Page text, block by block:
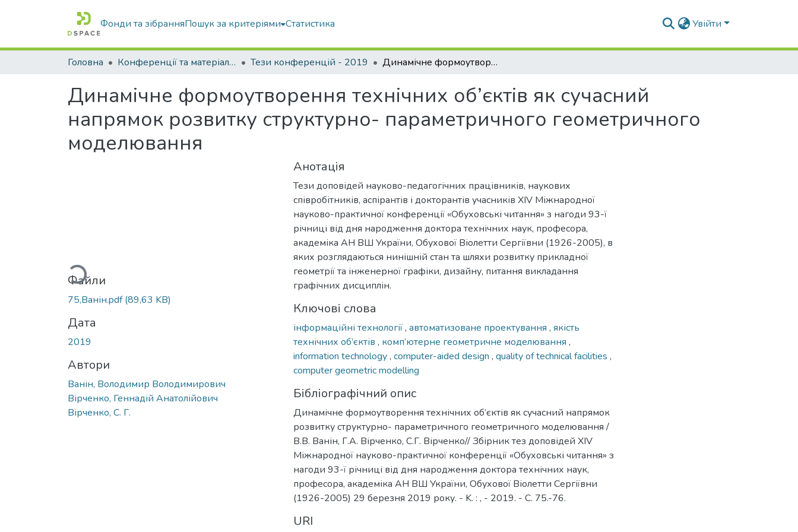
Фонди та зібранняПошук за критеріями Статистика Увійти
Головна Конференції та матеріали конференцій Тези конференцій - 2019 Динамічне формоутворення технічних об’єктів як сучасний напрямок розвитку структурно- параметричного геометричного моделювання
Динамічне формоутворення технічних об’єктів як сучасний
напрямок розвитку структурно- параметричного геометричного
моделювання
Вантажиться...
Файли
75,Ванін.pdf(89,63 KB)
Дата
2019
Автори
Ванін, Володимир Володимирович
Вірченко, Геннадій Анатолійович
Вірченко, С. Г.
Анотація
Тези доповідей науково-педагогічних працівників, наукових
співробітників, аспірантів і докторантів учасників XIV Міжнародної
науково-практичної конференції «Обуховські читання» з нагоди 93-ї
річниці від дня народження доктора технічних наук, професора,
академіка АН ВШ України, Обухової Віолетти Сергіївни (1926-2005), в
яких розглядаються нинішній стан та шляхи розвитку прикладної
геометрії та інженерної графіки, дизайну, питання викладання
графічних дисциплін.
Ключові слова
інформаційні технології, автоматизоване проектування , якість
технічних об’єктів , комп’ютерне геометричне моделювання ,
information technology, computer-aided design , quality of technical facilities ,
computer geometric modelling
Бібліографічний опис
Динамічне формоутворення технічних об’єктів як сучасний напрямок
розвитку структурно- параметричного геометричного моделювання /
В.В. Ванін, Г.А. Вірченко, С.Г. Вірченко// Збірник тез доповідей XIV
Міжнародної науково-практичної конференції «Обуховські читання» з
нагоди 93-ї річниці від дня народження доктора технічних наук,
професора, академіка АН ВШ України, Обухової Віолетти Сергіївни
(1926-2005) 29 березня 2019 року. - K. : , - 2019. - С. 75.-76.
URI